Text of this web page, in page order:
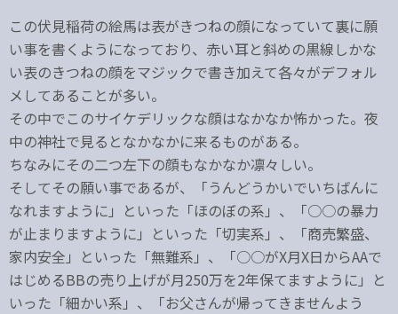
この伏見稲荷の絵馬は表がきつねの顔になっていて裏に願
い事を書くようになっており、赤い耳と斜めの黒線しかな
い表のきつねの顔をマジックで書き加えて各々がデフォル
メしてあることが多い。
その中でこのサイケデリックな顔はなかなか怖かった。夜
中の神社で見るとなかなかに来るものがある。
ちなみにその二つ左下の顔もなかなか凛々しい。
そしてその願い事であるが、「うんどうかいでいちばんに
なれますように」といった「ほのぼの系」、「○○の暴力
が止まりますように」といった「切実系」、「商売繁盛、
家内安全」といった「無難系」、「○○がX月X日からAAで
はじめるBBの売り上げが月250万を2年保てますように」と
いった「細かい系」、「お父さんが帰ってきませんよう